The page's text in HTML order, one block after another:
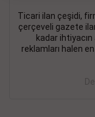
Ticari ilan çeşidi,
çerçeveli gazete
kadar
reklamları halen
BAKIRKÖY